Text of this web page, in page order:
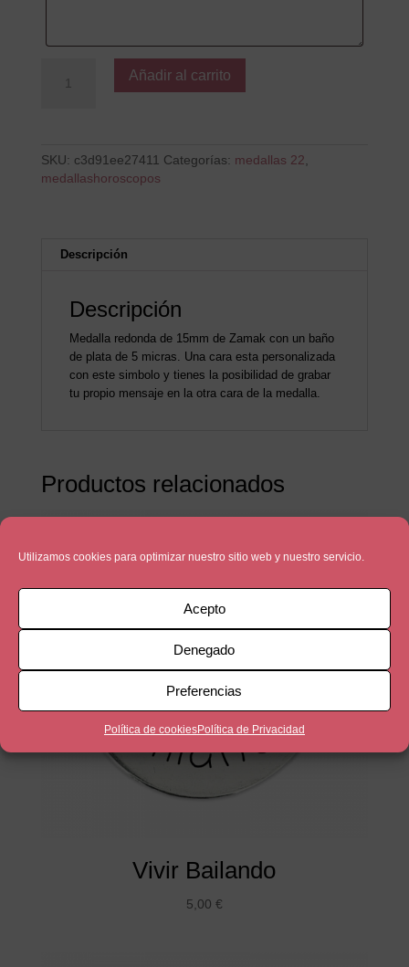
Utilizamos cookies para optimizar nuestro sitio web y nuestro servicio.
Acepto
Denegado
Preferencias
Política de cookiesPolítica de Privacidad
Añadir al carrito
SKU: c3d91ee27411 Categorías: medallas 22,
medallashoroscopos
Descripción
Descripción
Medalla redonda de 15mm de Zamak con un baño
de plata de 5 micras. Una cara esta personalizada
con este simbolo y tienes la posibilidad de grabar
tu propio mensaje en la otra cara de la medalla.
Productos relacionados
Vivir Bailando
5,00 €